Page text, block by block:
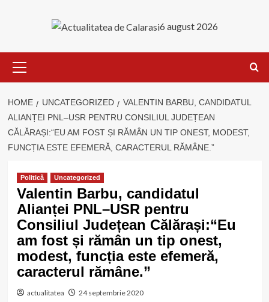
6 august 2026
Menu
HOME UNCATEGORIZED
VALENTIN BARBU, CANDIDATUL
ALIANȚEI PNL–USR PENTRU CONSILIUL JUDEȚEAN
CĂLĂRAȘI:“EU AM FOST ȘI RĂMÂN UN TIP ONEST, MODEST,
FUNCȚIA ESTE EFEMERĂ, CARACTERUL RĂMÂNE.”
Politică Uncategorized
Valentin Barbu, candidatul
Alianței PNL–USR pentru
Consiliul Județean Călărași:“Eu
am fost și rămân un tip onest,
modest, funcția este efemeră,
caracterul rămâne.”
actualitatea 24 septembrie 2020